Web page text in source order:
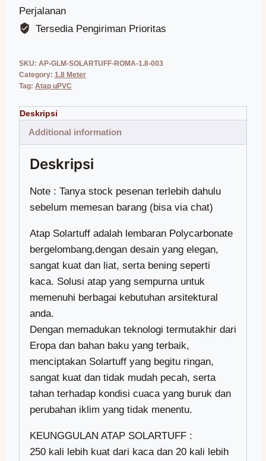
Perjalanan
Tersedia Pengiriman Prioritas
SKU: AP-GLM-SOLARTUFF-ROMA-1.8-003
Category: 1.8 Meter
Tag: Atap uPVC
Additional information
Note : Tanya stock pesenan terlebih dahulu
sebelum memesan barang (bisa via chat)
Atap Solartuff adalah lembaran Polycarbonate
bergelombang,dengan desain yang elegan,
sangat kuat dan liat, serta bening seperti
kaca. Solusi atap yang sempurna untuk
memenuhi berbagai kebutuhan arsitektural
anda.
Dengan memadukan teknologi termutakhir dari
Eropa dan bahan baku yang terbaik,
menciptakan Solartuff yang begitu ringan,
sangat kuat dan tidak mudah pecah, serta
tahan terhadap kondisi cuaca yang buruk dan
perubahan iklim yang tidak menentu.
KEUNGGULAN ATAP SOLARTUFF :
250 kali lebih kuat dari kaca dan 20 kali lebih